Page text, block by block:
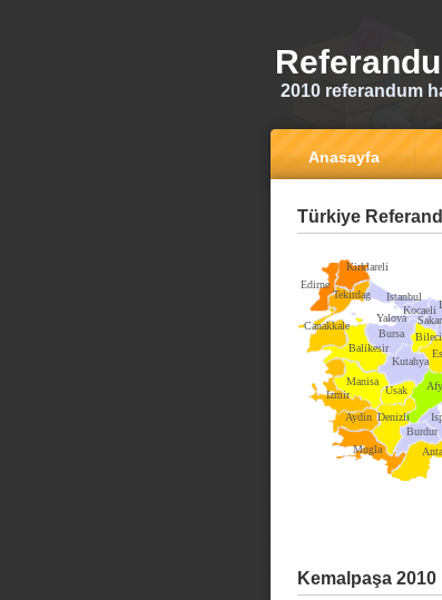
2010 referandum
Anasayfa
Türkiye
Kirklareli
Edirne
Tekirdag
Canakkale
Balikesir
Bursa
Istanbul
Kocaeli
Kutahya
Manisa
Izmir
Aydin
Mugla
Denizli
Burdur
Usak
Yalova
Kemalpaşa